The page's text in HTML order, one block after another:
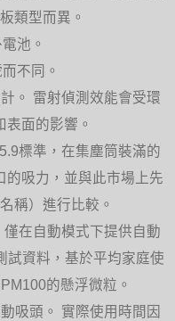
類型而異。
池。
不同。
。 雷射偵測效能會受環
面的影響。
標準，在集塵筒裝滿的
的吸力，並與此市場上先
稱）進行比較。
在自動模式下提供自動
試資料，基於平均家庭使
的懸浮微粒。
吸頭。 實際使用時間因